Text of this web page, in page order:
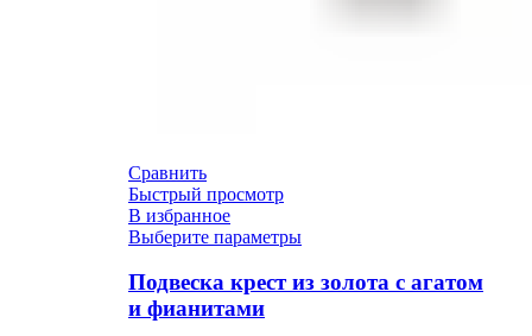
Сравнить
Быстрый просмотр
В избранное
Выберите параметры
Подвеска крест из золота с агатом
и фианитами